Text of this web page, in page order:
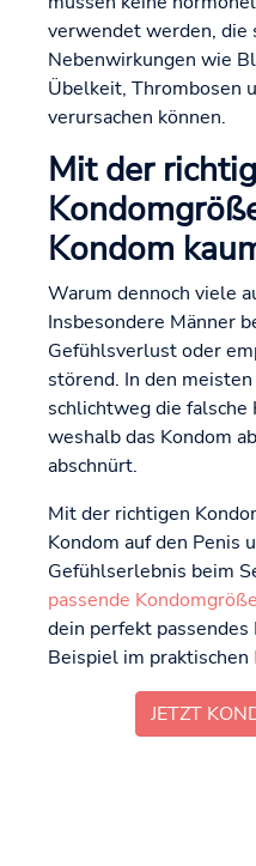
verwendet werden, die
Nebenwirkungen wie
Übelkeit, Thrombosen
verursachen können.
Mit der
Kondom
Warum dennoch viele
Insbesondere Männer
Gefühlsverlust oder
störend. In den
schlichtweg die
weshalb das Kondom
abschnürt.
Mit der richtigen
Kondom auf den Penis
Gefühlserlebnis beim
passende Kondomgröße
dein perfekt passendes
Beispiel im praktischen
JETZT